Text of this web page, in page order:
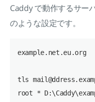
Caddy で動作するサー
のような設定です。
example.net.eu.org
tls
root *